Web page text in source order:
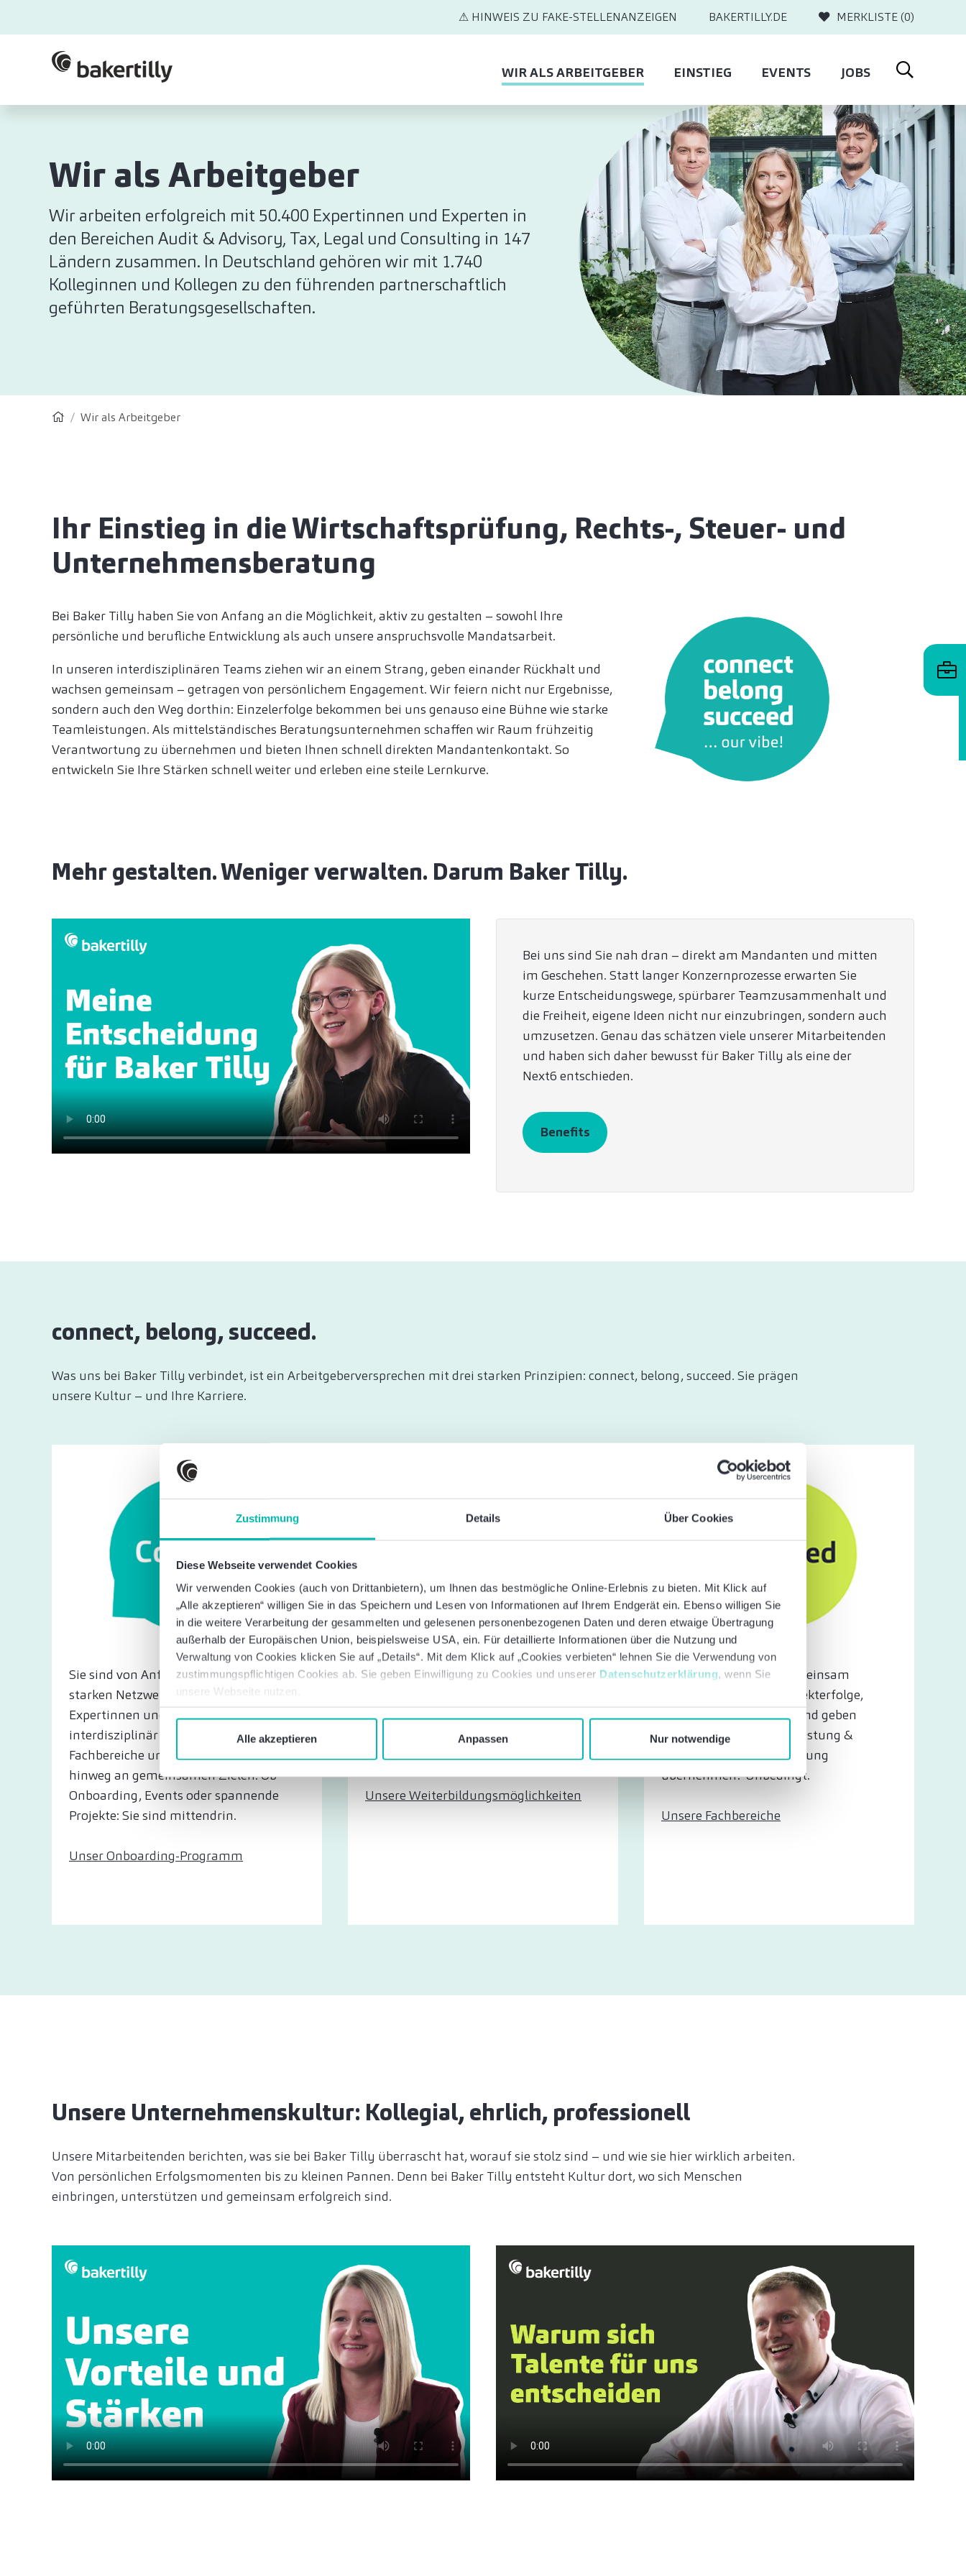
Zustimmung Details Über Cookies
Diese Webseite verwendet Cookies
Wir verwenden Cookies (auch von Drittanbietern), um Ihnen das bestmögliche Online-Erlebnis zu bieten. Mit Klick auf
„Alle akzeptieren“ willigen Sie in das Speichern und Lesen von Informationen auf Ihrem Endgerät ein. Ebenso willigen Sie
in die weitere Verarbeitung der gesammelten und gelesenen personenbezogenen Daten und deren etwaige Übertragung
außerhalb der Europäischen Union, beispielsweise USA, ein. Für detaillierte Informationen über die Nutzung und
Verwaltung von Cookies klicken Sie auf „Details“. Mit dem Klick auf „Cookies verbieten“ lehnen Sie die Verwendung von
zustimmungspflichtigen Cookies ab. Sie geben Einwilligung zu Cookies und unserer Datenschutzerklärung, wenn Sie
unsere Webseite nutzen.
Nur notwendige
Anpassen
Alle akzeptieren
⚠ HINWEIS ZU FAKE-STELLENANZEIGEN BAKERTILLY.DE MERKLISTE (0)
WIR ALS ARBEITGEBER EINSTIEG EVENTS JOBS
Wir als Arbeitgeber
Wir arbeiten erfolgreich mit 50.400 Expertinnen und Experten in
den Bereichen Audit & Advisory, Tax, Legal und Consulting in 147
Ländern zusammen. In Deutschland gehören wir mit 1.740
Kolleginnen und Kollegen zu den führenden partnerschaftlich
geführten Beratungsgesellschaften.
Wir als Arbeitgeber
Ihr Einstieg in die Wirtschaftsprüfung, Rechts-, Steuer- und
Unternehmensberatung
Bei Baker Tilly haben Sie von Anfang an die Möglichkeit, aktiv zu gestalten – sowohl Ihre
persönliche und berufliche Entwicklung als auch unsere anspruchsvolle Mandatsarbeit.
In unseren interdisziplinären Teams ziehen wir an einem Strang, geben einander Rückhalt und
wachsen gemeinsam – getragen von persönlichem Engagement. Wir feiern nicht nur Ergebnisse,
sondern auch den Weg dorthin: Einzelerfolge bekommen bei uns genauso eine Bühne wie starke
Teamleistungen. Als mittelständisches Beratungsunternehmen schaffen wir Raum frühzeitig
Verantwortung zu übernehmen und bieten Ihnen schnell direkten Mandantenkontakt. So
entwickeln Sie Ihre Stärken schnell weiter und erleben eine steile Lernkurve.
Mehr gestalten. Weniger verwalten. Darum Baker Tilly.
Bei uns sind Sie nah dran – direkt am Mandanten und mitten
im Geschehen. Statt langer Konzernprozesse erwarten Sie
kurze Entscheidungswege, spürbarer Teamzusammenhalt und
die Freiheit, eigene Ideen nicht nur einzubringen, sondern auch
umzusetzen. Genau das schätzen viele unserer Mitarbeitenden
und haben sich daher bewusst für Baker Tilly als eine der
Next6 entschieden.
Benefits
connect, belong, succeed.
Was uns bei Baker Tilly verbindet, ist ein Arbeitgeberversprechen mit drei starken Prinzipien: connect, belong, succeed. Sie prägen
unsere Kultur – und Ihre Karriere.
Sie sind von Anfang an Teil eines
starken Netzwerks. Unsere
Expertinnen und Experten arbeiten
interdisziplinär über Standorte,
Fachbereiche und Ländergrenzen
hinweg an gemeinsamen Zielen. Ob
Onboarding, Events oder spannende
Projekte: Sie sind mittendrin.
Unser Onboarding-Programm
Bei uns gehören Sie sofort dazu. Wir
Verlässlichkeit und gegenseitige
Unterstützung. Denn wer sich
wohlfühlt, bringt sich mit Freude ein.
Unsere Weiterbildungsmöglichkeiten
Erfolg heißt für uns: gemeinsam
wachsen. Wir feiern Projekterfolge,
fördern Eigeninitiative und geben
Raum für persönliche Leistung &
Entwicklung. Verantwortung
übernehmen? Unbedingt.
Unsere Fachbereiche
Unsere Unternehmenskultur: Kollegial, ehrlich, professionell
Unsere Mitarbeitenden berichten, was sie bei Baker Tilly überrascht hat, worauf sie stolz sind – und wie sie hier wirklich arbeiten.
Von persönlichen Erfolgsmomenten bis zu kleinen Pannen. Denn bei Baker Tilly entsteht Kultur dort, wo sich Menschen
einbringen, unterstützen und gemeinsam erfolgreich sind.